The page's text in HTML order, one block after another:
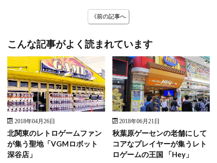
《前の記事へ
こんな記事がよく読まれています
2018年04月26日
北関東のレトロゲームファン
が集う聖地「VGMロボット
深谷店」
2018年06月21日
秋葉原ゲーセンの老舗にして
コアなプレイヤーが集うレト
ロゲームの王国 「Hey」